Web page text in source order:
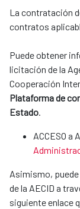
La contratación
contratos
Puede obtener
licitación de la
Cooperación
Plataforma de
Estado.
ACCESO a
Asimismo,
de la AECID a
siguiente enlace